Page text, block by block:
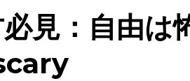
見：自由は